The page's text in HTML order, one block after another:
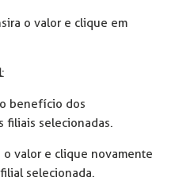
o valor e clique em
:
benefício dos
filiais selecionadas.
o valor e clique novamente
selecionada.